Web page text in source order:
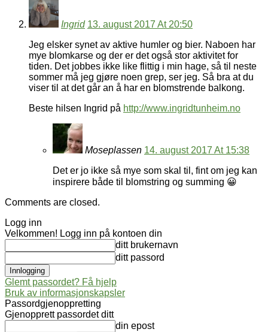
Ingrid 13. august 2017 At 20:50
Jeg elsker synet av aktive humler og bier. Naboen har
mye blomkarse og der er det også stor aktivitet for
tiden. Det jobbes ikke like flittig i min hage, så til neste
sommer må jeg gjøre noen grep, ser jeg. Så bra at du
viser til at det går an å har en blomstrende balkong.
Beste hilsen Ingrid på http://www.ingridtunheim.no
Moseplassen 14. august 2017 At 15:38
Det er jo ikke så mye som skal til, fint om jeg kan
inspirere både til blomstring og summing 😀
Comments are closed.
Logg inn
Velkommen! Logg inn på kontoen din
ditt brukernavn
ditt passord
Glemt passordet? Få hjelp
Bruk av informasjonskapsler
Passordgjenoppretting
Gjenopprett passordet ditt
din epost